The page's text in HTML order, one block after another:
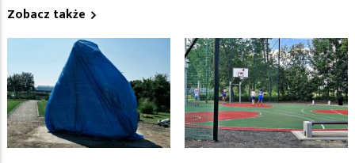
Zobacz także